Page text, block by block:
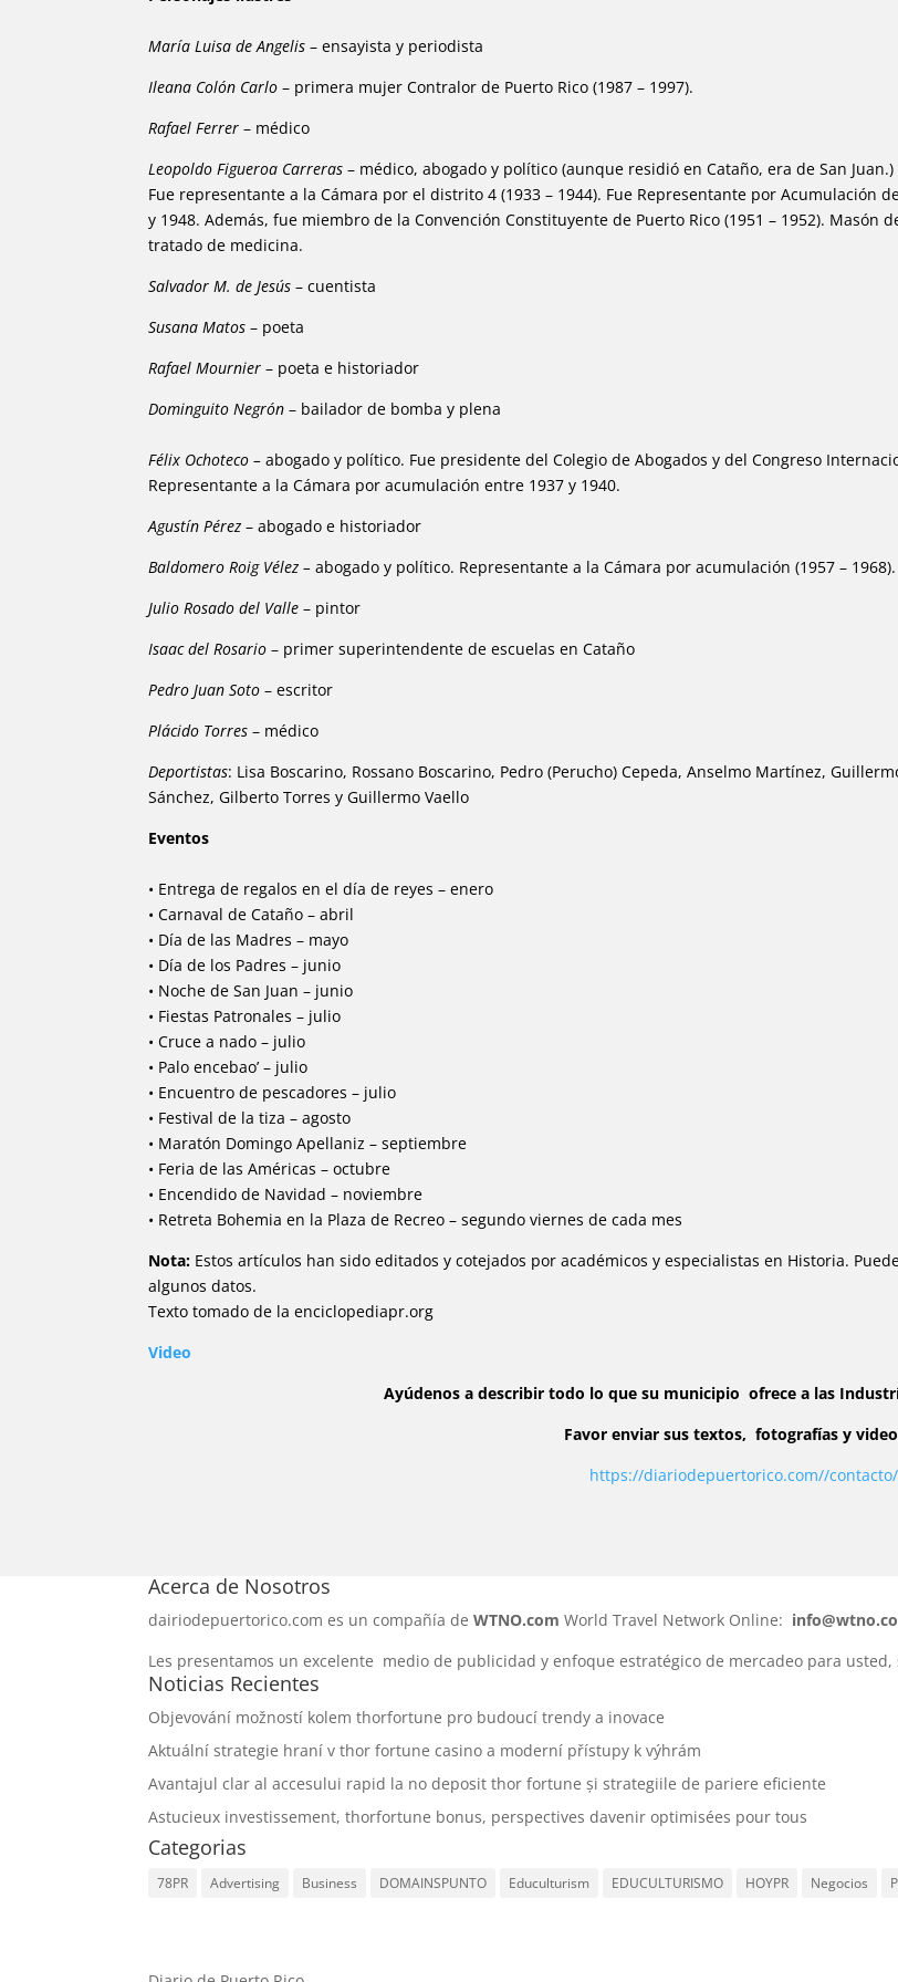
María Luisa de Angelis– ensayista y periodista
Ileana Colón Carlo – primera mujer Contralor de Puerto Rico (1987 – 1997).
Rafael Ferrer – médico
Leopoldo Figueroa Carreras – médico, abogado y político (aunque residió en Cataño, era de San
Fue representante a la Cámara por el distrito 4 (1933 – 1944). Fue Representante por Acumulación
y 1948. Además, fue miembro de la Convención Constituyente de Puerto Rico (1951 – 1952).
tratado de medicina.
Salvador M. de Jesús – cuentista
Susana Matos– poeta
Rafael Mournier– poeta e historiador
Dominguito Negrón – bailador de bomba y plena
Félix Ochoteco – abogado y político. Fue presidente del Colegio de Abogados y del Congreso
Representante a la Cámara por acumulación entre 1937 y 1940.
Agustín Pérez– abogado e historiador
Baldomero Roig Vélez – abogado y político. Representante a la Cámara por acumulación (1957 – 1968).
Julio Rosado del Valle– pintor
Isaac del Rosario – primer superintendente de escuelas en Cataño
Pedro Juan Soto – escritor
Plácido Torres – médico
Deportistas: Lisa Boscarino, Rossano Boscarino, Pedro (Perucho) Cepeda, Anselmo Martínez,
Sánchez, Gilberto Torres y Guillermo Vaello
Eventos
• Entrega de regalos en el día de reyes – enero
• Carnaval de Cataño – abril
• Día de las Madres – mayo
• Día de los Padres – junio
• Noche de San Juan – junio
• Fiestas Patronales – julio
• Cruce a nado – julio
• Palo encebao’ – julio
• Encuentro de pescadores – julio
• Festival de la tiza – agosto
• Maratón Domingo Apellaniz – septiembre
• Feria de las Américas – octubre
• Encendido de Navidad – noviembre
• Retreta Bohemia en la Plaza de Recreo – segundo viernes de cada mes
Nota: Estos artículos han sido editados y cotejados por académicos y especialistas en Historia.
algunos datos.
Texto tomado de la enciclopediapr.org
Video
Ayúdenos a describir todo lo que su municipio ofrece a las
Favor enviar sus textos, fotografías y
https://diariodepuertorico.com//contacto/
Acerca de Nosotros
dairiodepuertorico.com es un compañía deWTNO.com World Travel Network Online:
Les presentamos un excelente medio de publicidad y enfoque estratégico de mercadeo para
Noticias Recientes
Objevování možností kolem thorfortune pro budoucí trendy a inovace
Aktuální strategie hraní v thor fortune casino a moderní přístupy k výhrám
Avantajul clar al accesului rapid la no deposit thor fortune și strategiile de pariere eficiente
Astucieux investissement, thorfortune bonus, perspectives davenir optimisées pour tous
Categorias
78PR Advertising Business DOMAINSPUNTO Educulturism EDUCULTURISMO HOYPR Negocios